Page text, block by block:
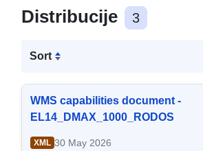
Distribucije 3
Sort
WMS capabilities document -
EL14_DMAX_1000_RODOS
XML 30 May 2026